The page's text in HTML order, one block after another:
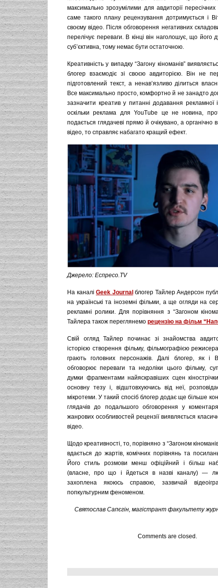
максимально зрозумілими для авдиторії пересічних
саме такого плану рецензування дотримується і
своєму відео. Після обговорення негативних
перелічує переваги. В кінці він наголошує, що його
суб’єктивна, тому немає бути остаточною.
Креативність у випадку “Загону кіноманів”
блогер взаємодіє зі своєю авдиторією. Він не
підготовлений текст, а ненав’язливо ділиться
Все максимально просто, комфортно й не занадто
зазначити креатив у питанні додавання рекламної
оскільки реклама для YouTube це не новина,
подається глядачеві прямо й очікувано, а органічно
відео, то справляє набагато кращий ефект.
Джерело: Еспресо.TV
На каналі Geek Journal блогер Тайлер Андерсон
на українські та іноземні фільми, а ще огляди на
рекламні ролики. Для порівняння з “Загоном
Тайлера також переглянемо рецензію на фільм
Свій огляд Тайлер починає зі знайомства
історією створення фільму, фільмографією
грають головних персонажів. Далі блогер, як і
обговорює переваги та недоліки цього фільму,
думки фрагментами найяскравіших сцен
основну тезу і, відштовхуючись від неї,
мікротеми. У такий спосіб блогер додає ще більше
глядачів до подальшого обговорення у
жанрових особливостей рецензії виявляється
відео.
Щодо креативності, то, порівняно з “Загоном
вдається до жартів, комічних порівнянь та
Його стиль розмови менш офіційний і більш
(власне, про що і йдеться в назві каналу) —
захоплена якоюсь справою, зазвичай
попкультурним феноменом.
Святослав Сапєгін, магістрант факультету
Comments are closed.